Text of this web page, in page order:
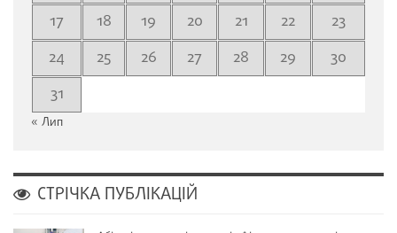
17
18 19 20 21 22
23
24
25 26 27 28 29
30
31
« Лип
СТРІЧКА ПУБЛІКАЦІЙ